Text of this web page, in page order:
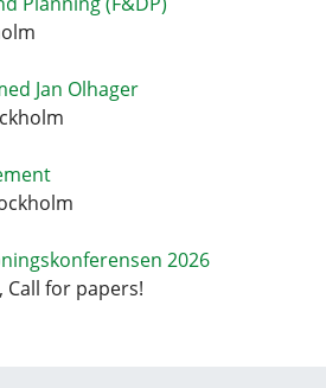
Jan Olhager
2026
Call for papers!